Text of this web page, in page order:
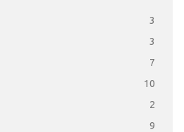
3
3
7
10
2
9